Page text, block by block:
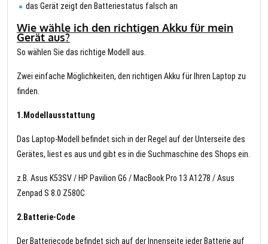
das Gerät zeigt den Batteriestatus falsch an
Wie wähle ich den richtigen Akku für mein
Gerät aus?
So wählen Sie das richtige Modell aus.
Zwei einfache Möglichkeiten, den richtigen Akku für Ihren Laptop zu
finden.
1.Modellausstattung
Das Laptop-Modell befindet sich in der Regel auf der Unterseite des
Gerätes, liest es aus und gibt es in die Suchmaschine des Shops ein.
z.B. Asus K53SV / HP Pavilion G6 / MacBook Pro 13 A1278 / Asus
Zenpad S 8.0 Z580C
2.Batterie-Code
Der Batteriecode befindet sich auf der Innenseite jeder Batterie auf